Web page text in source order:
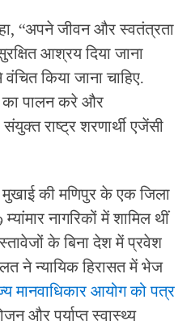
“अपने जीवन और स्वतंत्रता
आश्रय दिया जाना
किया जाना चाहिए.
का पालन करे और
राष्ट्र शरणार्थी एजेंसी
मुखाई की मणिपुर के एक जिला
नागरिकों में शामिल थीं
के बिना देश में प्रवेश
ने न्यायिक हिरासत में भेज
मानवाधिकार आयोग को पत्र
और पर्याप्त स्वास्थ्य